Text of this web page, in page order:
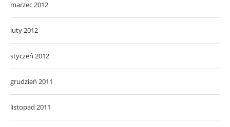
marzec 2012
luty 2012
styczeń 2012
grudzień 2011
listopad 2011